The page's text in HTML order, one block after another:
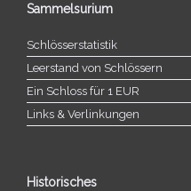
Sammelsurium
Schlösserstatistik
Leerstand von Schlössern
Ein Schloss für 1 EUR
Links & Verlinkungen
Historisches